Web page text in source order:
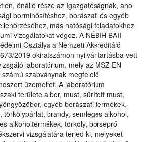
önálló része az Igazgatóságnak, ahol
borminősítéshez, borászati és egyéb
más hatósági feladatokhoz
vizsgálatokat végez. A NÉBIH BAII
Osztálya a Nemzeti Akkreditáló
2019 okiratszámon nyilvántartásba vett
laboratórium, mely az MSZ EN
szabványnak megfelelő
üzemeltet. A laboratórium
területe a bor, must, sűrített must,
egyéb borászati termékek,
törkölypárlat, brandy, semleges alkohol,
alkoholtermékek, törköly, borseprő
vizsgálatára terjed ki, melyeket